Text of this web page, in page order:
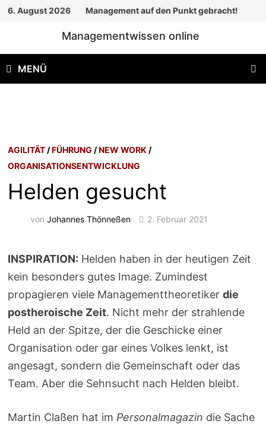
Zum
6. August 2026 Management auf den Punkt gebracht!
Managementwissen online
MENÜ
AGILITÄT /FÜHRUNG /NEW WORK /
ORGANISATIONSENTWICKLUNG
Helden gesucht
vonJohannes Thönneßen 2. Februar 2021
INSPIRATION: Helden haben in der heutigen Zeit
kein besonders gutes Image. Zumindest
propagieren viele Managementtheoretikerdie
postheroische Zeit. Nicht mehr der strahlende
Held an der Spitze, der die Geschicke einer
Organisation oder gar eines Volkes lenkt, ist
angesagt, sondern die Gemeinschaft oder das
Team. Aber die Sehnsucht nach Helden bleibt.
Martin Claßen hat im Personalmagazin die Sache